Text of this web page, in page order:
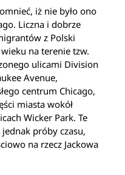
iż nie było ono
Liczna i dobrze
z Polski
na terenie tzw.
ulicami Division
Avenue,
centrum Chicago,
miasta wokół
Wicker Park. Te
próby czasu,
na rzecz Jackowa